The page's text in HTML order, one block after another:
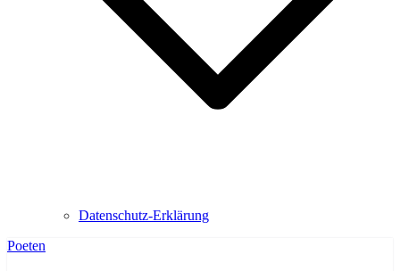
Datenschutz-Erklärung
Poeten